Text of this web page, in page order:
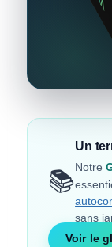
📚
Un
Notre
sans
Voir le